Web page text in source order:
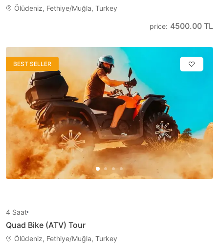
Ölüdeniz, Fethiye/Muğla, Turkey
price: 4500.00 TL
BEST SELLER
4 Saat
Quad Bike (ATV) Tour
Ölüdeniz, Fethiye/Muğla, Turkey